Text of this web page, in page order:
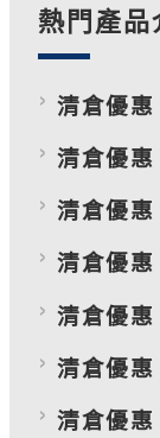
熱門產品
清倉優
清倉優
清倉優
清倉優
清倉優
清倉優
清倉優